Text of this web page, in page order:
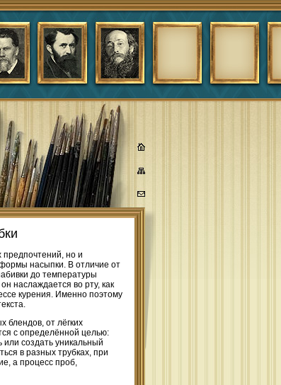
предпочтений, но и
насыпки. В отличие от
до температуры
наслаждается во рту, как
курения. Именно поэтому
блендов, от лёгких
с определённой целью:
или создать уникальный
в разных трубках, при
а процесс проб,